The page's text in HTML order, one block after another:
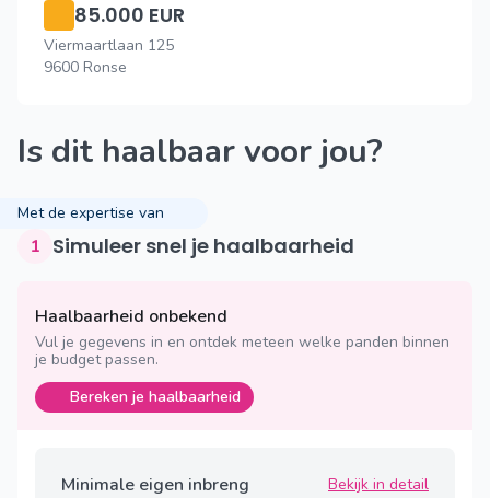
85.000 EUR
Viermaartlaan 125
9600 Ronse
Is dit haalbaar voor jou?
Met de expertise van
1 Simuleer snel je haalbaarheid
Haalbaarheid onbekend
Vul je gegevens in en ontdek meteen welke panden binnen
je budget passen.
Bereken je haalbaarheid
Minimale eigen inbreng Bekijk in detail